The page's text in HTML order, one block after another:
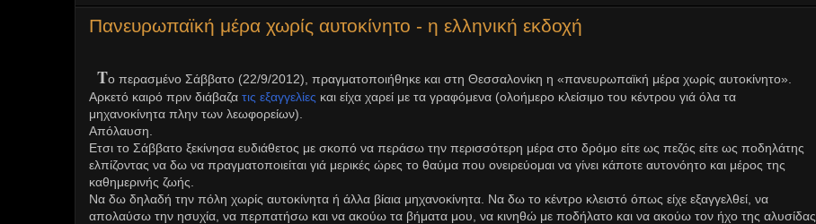
Πανευρωπαϊκή μέρα χωρίς αυτοκίνητο - η ελληνική εκδοχή
Το περασμένο Σάββατο (22/9/2012), πραγματοποιήθηκε και στη Θεσσαλονίκη η «πανευρωπαϊκή μέρα χωρίς αυτοκίνητο».
Αρκετό καιρό πριν διάβαζα τις εξαγγελίες και είχα χαρεί με τα γραφόμενα (ολοήμερο κλείσιμο του κέντρου γιά όλα τα
μηχανοκίνητα πλην των λεωφορείων).
Απόλαυση.
Ετσι το Σάββατο ξεκίνησα ευδιάθετος με σκοπό να περάσω την περισσότερη μέρα στο δρόμο είτε ως πεζός είτε ως ποδηλάτης
ελπίζοντας να δω να πραγματοποιείται γιά μερικές ώρες το θαύμα που ονειρεύομαι να γίνει κάποτε αυτονόητο και μέρος της
καθημερινής ζωής.
Να δω δηλαδή την πόλη χωρίς αυτοκίνητα ή άλλα βίαια μηχανοκίνητα. Να δω το κέντρο κλειστό όπως είχε εξαγγελθεί, να
απολαύσω την ησυχία, να περπατήσω και να ακούω τα βήματα μου, να κινηθώ με ποδήλατο και να ακούω τον ήχο της αλυσίδας